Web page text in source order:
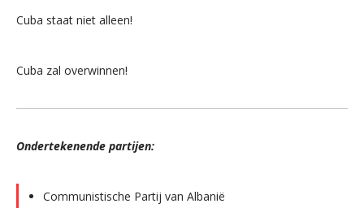
Cuba staat niet alleen!
Cuba zal overwinnen!
Ondertekenende partijen:
Communistische Partij van Albanië